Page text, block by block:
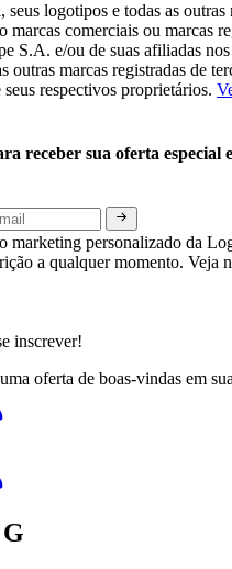
logotipos e todas as outras
marcas comerciais ou marcas
S.A. e/ou de suas afiliadas
outras marcas registradas de
respectivos proprietários.
receber sua oferta especial
marketing personalizado da
a qualquer momento. Veja
inscrever!
oferta de boas-vindas em